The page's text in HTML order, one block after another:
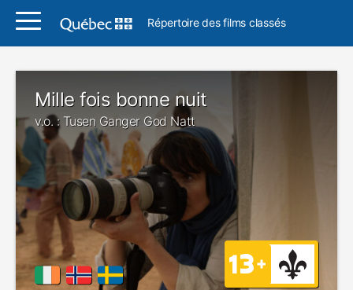
Répertoire des films classés
Mille fois bonne nuit
v.o. : Tusen Ganger God Natt